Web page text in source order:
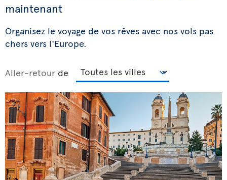
maintenant
Organisez le voyage de vos rêves avec nos vols pas
chers vers l'Europe.
Aller-retour de